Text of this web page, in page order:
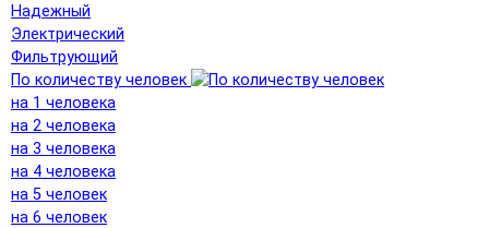
Надежный
Электрический
Фильтрующий
По количеству человек
на 1 человека
на 2 человека
на 3 человека
на 4 человека
на 5 человек
на 6 человек